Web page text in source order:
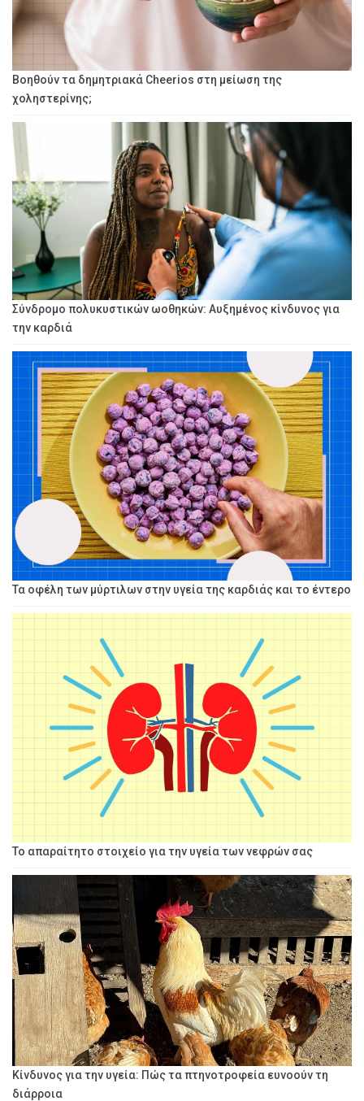
Βοηθούν τα δημητριακά Cheerios στη μείωση της
χοληστερίνης;
Σύνδρομο πολυκυστικών ωοθηκών: Αυξημένος κίνδυνος για
την καρδιά
Τα οφέλη των μύρτιλων στην υγεία της καρδιάς και το έντερο
Το απαραίτητο στοιχείο για την υγεία των νεφρών σας
Κίνδυνος για την υγεία: Πώς τα πτηνοτροφεία ευνοούν τη
διάρροια